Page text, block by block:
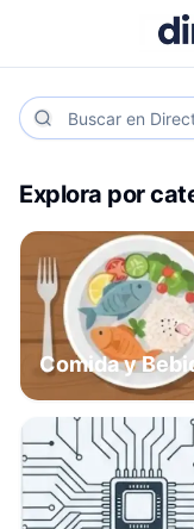
Explora por
Comida y